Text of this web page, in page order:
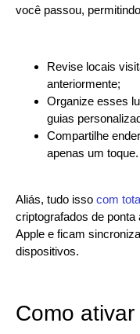
você passou,
Revise locais
anteriormente;
Organize esses
guias
Compartilhe
apenas um toque.
Aliás, tudo isso com
criptografados de
Apple e ficam
dispositivos.
Como ativar